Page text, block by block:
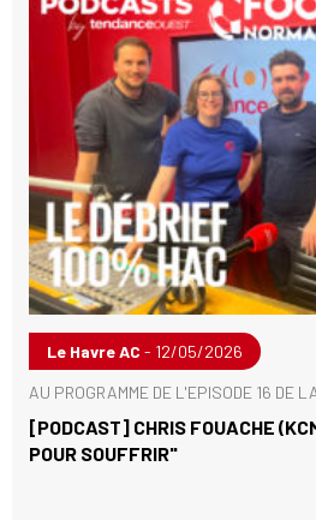
Le Havre AC - 12/05/2026
AU PROGRAMME DE L'EPISODE 16 DE
[PODCAST] CHRIS FOUACHE
POUR SOUFFRIR"